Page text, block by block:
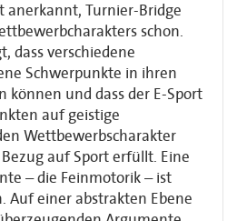
anerkannt, Turnier-Bridge
schon.
dass verschiedene
Schwerpunkte in ihren
können und dass der E-Sport
auf geistige
Wettbewerbscharakter
auf Sport erfüllt. Eine
– die Feinmotorik – ist
Auf einer abstrakten Ebene